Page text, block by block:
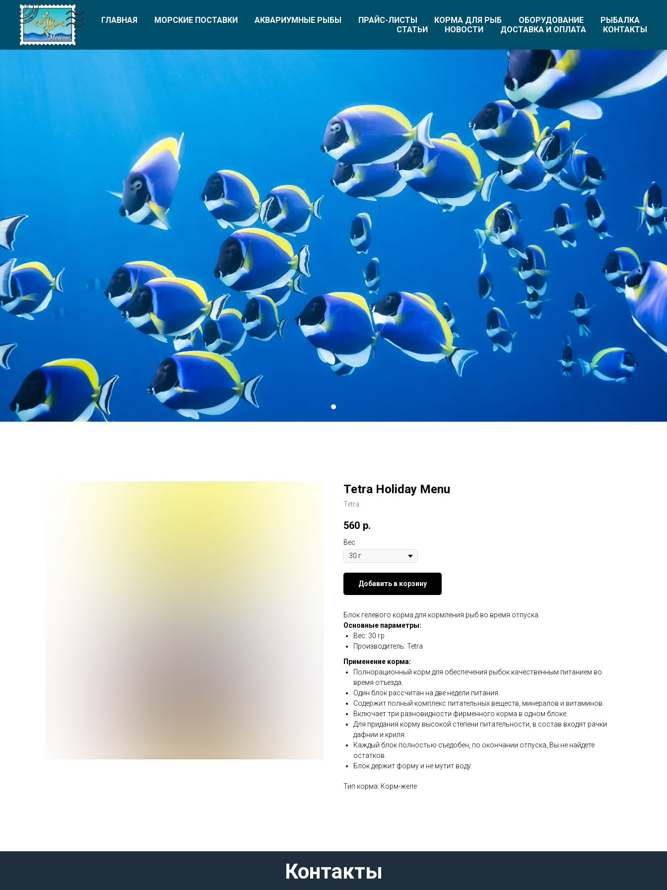
ГЛАВНАЯ МОРСКИЕ ПОСТАВКИ АКВАРИУМНЫЕ РЫБЫ ПРАЙС-ЛИСТЫ КОРМА ДЛЯ РЫБ ОБОРУДОВАНИЕ
РЫБАЛКА
СТАТЬИ
НОВОСТИ ДОСТАВКА И ОПЛАТА КОНТАКТЫ
Tetra Holiday Menu
Tetra
560 р.
Вес
Добавить в корзину
Блок гелевого корма для кормления рыб во время отпуска.
Основные параметры:
Вес: 30 гр
Производитель: Tetra
Применение корма:
Полнорационный корм для обеспечения рыбок качественным питанием во
время отъезда.
Один блок рассчитан на две недели питания.
Содержит полный комплекс питательных веществ, минералов и витаминов.
Включает три разновидности фирменного корма в одном блоке.
Для придания корму высокой степени питательности, в состав входят рачки
дафнии и криля.
Каждый блок полностью съедобен, по окончании отпуска, Вы не найдете
остатков.
Блок держит форму и не мутит воду.
Тип корма: Корм-желе
Контакты